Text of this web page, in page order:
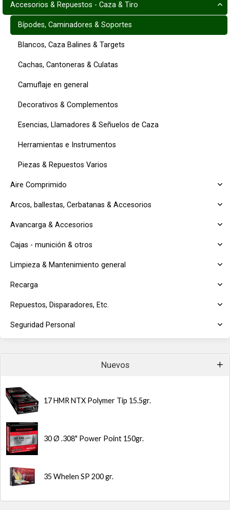
Accesorios & Repuestos - Caza & Tiro
Bípodes, Caminadores & Soportes
Blancos, Caza Balines & Targets
Cachas, Cantoneras & Culatas
Camuflaje en general
Decorativos & Complementos
Esencias, Llamadores & Señuelos de Caza
Herramientas e Instrumentos
Piezas & Repuestos Varios
Aire Comprimido
Arcos, ballestas, Cerbatanas & Accesorios
Avancarga & Accesorios
Cajas - munición & otros
Limpieza & Mantenimiento general
Recarga
Repuestos, Disparadores, Etc.
Seguridad Personal
Nuevos
17 HMR NTX Polymer Tip 15.5gr.
30 Ø .308" Power Point 150gr.
35 Whelen SP 200 gr.